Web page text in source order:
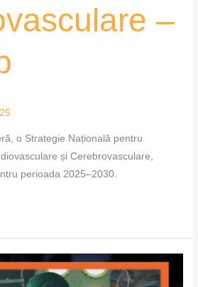
–
o Strategie Națională pentru
și Cerebrovasculare,
perioada 2025–2030.